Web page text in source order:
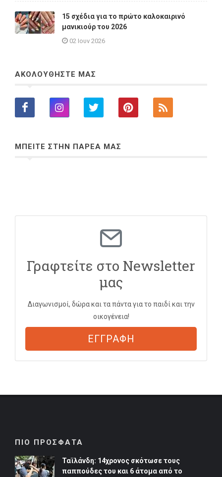
15 σχέδια για το πρώτο καλοκαιρινό
μανικιούρ του 2026
02 Ιουν 2026
ΑΚΟΛΟΥΘΗΣΤΕ ΜΑΣ
ΜΠΕΙΤΕ ΣΤΗΝ ΠΑΡΕΑ ΜΑΣ
Γραφτείτε στο Newsletter
μας
Διαγωνισμοί, δώρα και τα πάντα για το παιδί και την
οικογένεια!
ΕΓΓΡΑΦΗ
ΠΙΟ ΠΡΟΣΦΑΤΑ
Ταϊλάνδη: 14χρονος σκότωσε τους
παππούδες του και 6 άτομα από το